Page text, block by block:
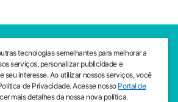
765, Liberdade, São Paulo, 01503-001
(11) 3469 - 1818
INSTITUTO CEJAM
tecnologias semelhantes para melhorar a
serviços, personalizar publicidade e
seu interesse. Ao utilizar nossos serviços, você
de Privacidade. Acesse nosso Portal de
mais detalhes da nossa nova política.